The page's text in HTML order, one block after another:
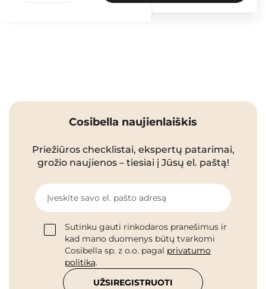
Cosibella naujienlaiškis
Priežiūros checklistai, ekspertų patarimai,
grožio naujienos – tiesiai į Jūsų el. paštą!
Įveskite savo el. pašto adresą
Sutinku gauti rinkodaros pranešimus ir
kad mano duomenys būtų tvarkomi
Cosibella sp. z o.o. pagal privatumo
politiką.
UŽSIREGISTRUOTI